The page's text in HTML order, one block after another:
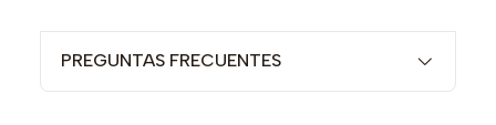
PREGUNTAS FRECUENTES